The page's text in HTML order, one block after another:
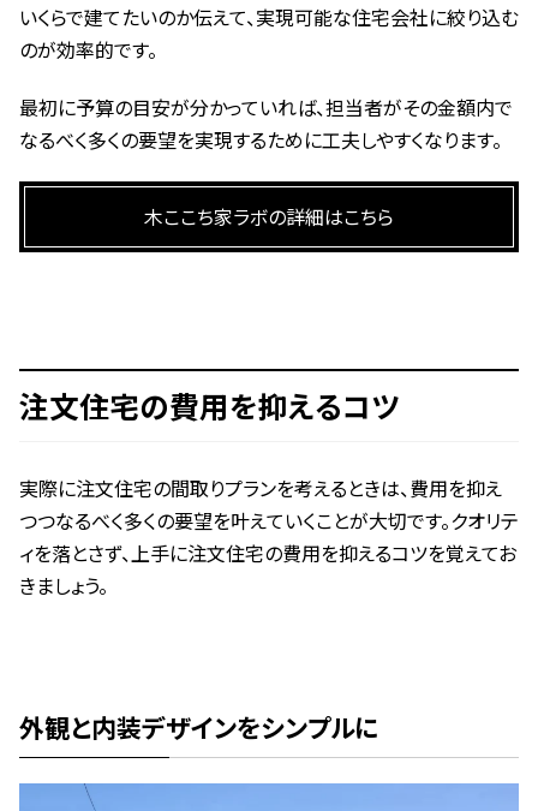
いくらで建てたいのか伝えて、実現可能な住宅会社に絞り込む
のが効率的です。
最初に予算の目安が分かっていれば、担当者がその金額内で
なるべく多くの要望を実現するために工夫しやすくなります。
木ここち家ラボの詳細はこちら
注文住宅の費用を抑えるコツ
実際に注文住宅の間取りプランを考えるときは、費用を抑え
つつなるべく多くの要望を叶えていくことが大切です。クオリテ
ィを落とさず、上手に注文住宅の費用を抑えるコツを覚えてお
きましょう。
外観と内装デザインをシンプルに